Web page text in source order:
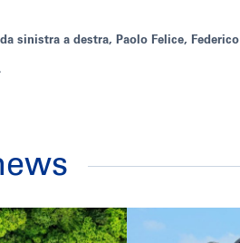
sinistra a destra, Paolo Felice,